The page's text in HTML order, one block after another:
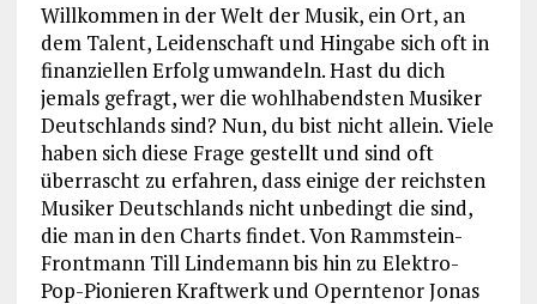
Willkommen in der Welt der Musik, ein Ort, an
dem Talent, Leidenschaft und Hingabe sich oft in
finanziellen Erfolg umwandeln. Hast du dich
jemals gefragt, wer die wohlhabendsten Musiker
Deutschlands sind? Nun, du bist nicht allein. Viele
haben sich diese Frage gestellt und sind oft
überrascht zu erfahren, dass einige der reichsten
Musiker Deutschlands nicht unbedingt die sind,
die man in den Charts findet. Von Rammstein-
Frontmann Till Lindemann bis hin zu Elektro-
Pop-Pionieren Kraftwerk und Operntenor Jonas